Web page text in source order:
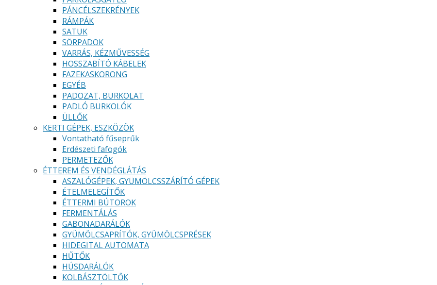
PÁNCÉLSZEKRÉNYEK
RÁMPÁK
SATUK
SÖRPADOK
VARRÁS, KÉZMŰVESSÉG
HOSSZABÍTÓ KÁBELEK
FAZEKASKORONG
EGYÉB
PADOZAT, BURKOLAT
PADLÓ BURKOLÓK
ÜLLŐK
KERTI GÉPEK, ESZKÖZÖK
Vontatható fűseprűk
Erdészeti fafogók
PERMETEZŐK
ÉTTEREM ÉS VENDÉGLÁTÁS
ASZALÓGÉPEK, GYÜMÖLCSSZÁRÍTÓ GÉPEK
ÉTELMELEGÍTŐK
ÉTTERMI BÚTOROK
FERMENTÁLÁS
GABONADARÁLÓK
GYÜMÖLCSAPRÍTÓK, GYÜMÖLCSPRÉSEK
HIDEGITAL AUTOMATA
HŰTŐK
HÚSDARÁLÓK
KOLBÁSZTÖLTŐK